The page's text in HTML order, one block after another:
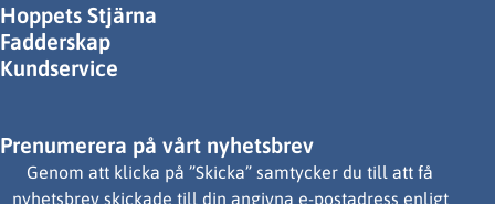
Hoppets Stjärna
Fadderskap
Kundservice
Prenumerera på vårt nyhetsbrev
Genom att klicka på ”Skicka” samtycker du till att få
nyhetsbrev skickade till din angivna e-postadress enligt